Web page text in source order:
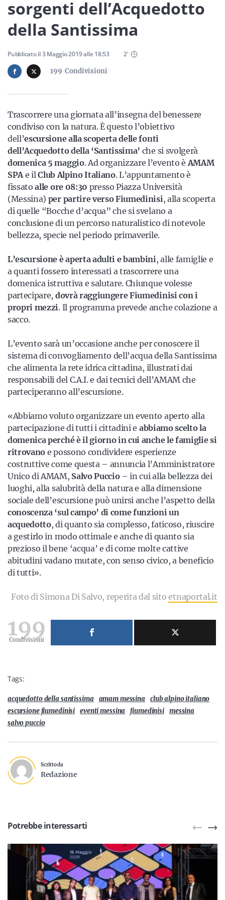
Servizi
Resta sempre aggiornato con le ultime news, iscriviti alla
nostra newsletter
Iscriviti
sorgenti dell’Acquedotto
della Santissima
199 Condivisioni
Pubblicato il3 Maggio 2019alle18:53 2'
Trascorrere una giornata all’insegna del benessere
condiviso con la natura. È questo l’obiettivo
dell’escursione alla scoperta delle fonti
dell’Acquedotto della ‘Santissima’ che si svolgerà
domenica 5 maggio. Ad organizzare l’evento èAMAM
SPAe ilClub Alpino Italiano. L’appuntamento è
fissatoalle ore 08:30 presso Piazza Università
(Messina) per partire verso Fiumedinisi, alla scoperta
di quelle “Bocche d’acqua” che si svelano a
conclusione di un percorso naturalistico di notevole
bellezza, specie nel periodo primaverile.
L’escursione è aperta adulti e bambini, alle famiglie e
a quanti fossero interessati a trascorrere una
domenica istruttiva e salutare. Chiunque volesse
partecipare, dovrà raggiungere Fiumedinisi con i
propri mezzi. Il programma prevede anche colazione a
sacco.
L’evento sarà un’occasione anche per conoscere il
sistema di convogliamento dell’acqua della Santissima
che alimenta la rete idrica cittadina, illustrati dai
responsabili del C.A.I. e dai tecnici dell’AMAM che
parteciperanno all’escursione.
«Abbiamo voluto organizzare un evento aperto alla
partecipazione di tutti i cittadini e abbiamo scelto la
domenica perché è il giorno in cui anche le famiglie si
ritrovano e possono condividere esperienze
costruttive come questa – annuncia l’Amministratore
Unico di AMAM, Salvo Puccio– in cui alla bellezza dei
luoghi, alla salubrità della natura e alla dimensione
sociale dell’escursione può unirsi anche l’aspetto della
conoscenza ‘sul campo’ di come funzioni un
acquedotto, di quanto sia complesso, faticoso, riuscire
a gestirlo in modo ottimale e anche di quanto sia
prezioso il bene ‘acqua’ e di come molte cattive
abitudini vadano mutate, con senso civico, a beneficio
di tutti».
Foto di Simona Di Salvo, reperita dal sitoetnaportal.it
199
Condivisioni
Tags:
acquedotto della santissima amam messina club alpino italiano
escursione fiumedinisi eventi messina fiumedinisi messina
salvo puccio
Scritto da
Redazione
Potrebbe interessarti